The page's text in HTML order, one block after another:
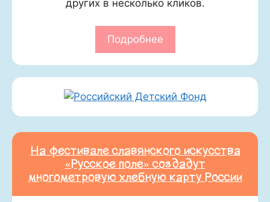
других в несколько кликов.
Подробнее
На фестивале славянского искусства
«Русское поле» создадут
многометровую хлебную карту России